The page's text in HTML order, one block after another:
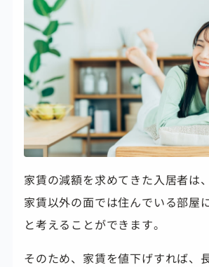
家賃の減額を求めてきた入居者は
家賃以外の面では住んでいる部屋
と考えることができます。
そのため、家賃を値下げすれば、